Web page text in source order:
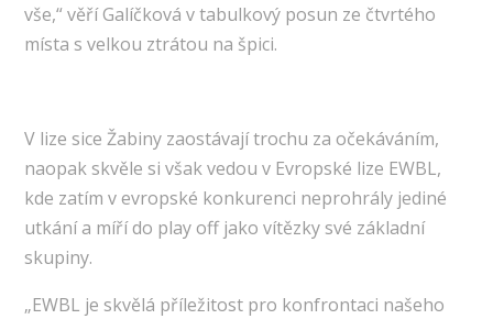
vše,“ věří Galíčková v tabulkový posun ze čtvrtého
místa s velkou ztrátou na špici.
V lize sice Žabiny zaostávají trochu za očekáváním,
naopak skvěle si však vedou v Evropské lize EWBL,
kde zatím v evropské konkurenci neprohrály jediné
utkání a míří do play off jako vítězky své základní
skupiny.
„EWBL je skvělá příležitost pro konfrontaci našeho